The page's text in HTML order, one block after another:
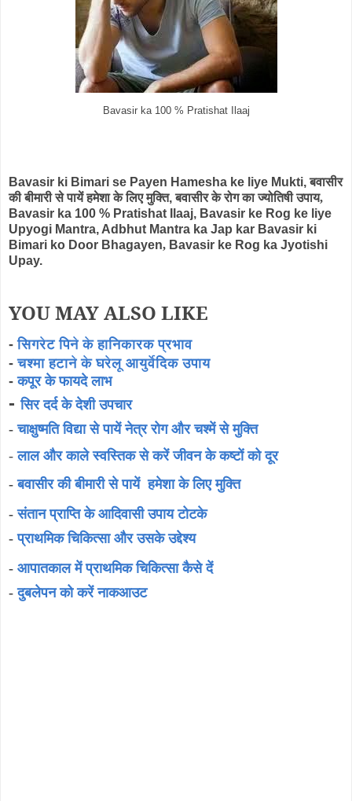
Bavasir ka 100 % Pratishat Ilaaj
Bavasir ki Bimari se Payen Hamesha ke liye Mukti,बवासीर
की बीमारी से पायें हमेशा के लिए मुक्ति,बवासीर के रोग का ज्योतिषी उपाय,
Bavasir ka 100 % Pratishat Ilaaj, Bavasir ke Rog ke liye
Upyogi Mantra, Adbhut Mantra ka Jap kar Bavasir ki
Bimari ko Door Bhagayen, Bavasir ke Rog ka Jyotishi
Upay.
YOU MAY ALSO LIKE
-सिगरेट पिने के हानिकारक प्रभाव
-चश्मा हटाने के घरेलू आयुर्वेदिक उपाय
-कपूर के फायदे लाभ
-सिर दर्द के देशी उपचार
-चाक्षुष्मति विद्या से पायें नेत्र रोग और चश्में से मुक्ति
- लाल और काले स्वस्तिक से करें जीवन के कष्टों को दूर
-बवासीर की बीमारी से पायें हमेशा के लिए मुक्ति
-संतान प्राप्ति के आदिवासी उपाय टोटके
-प्राथमिक चिकित्सा और उसके उद्देश्य
- आपातकाल में प्राथमिक चिकित्सा कैसे दें
-दुबलेपन को करें नाकआउट